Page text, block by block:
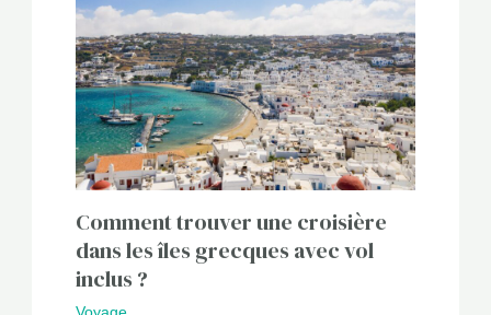
Comment trouver une croisière
dans les îles grecques avec vol
inclus ?
Voyage